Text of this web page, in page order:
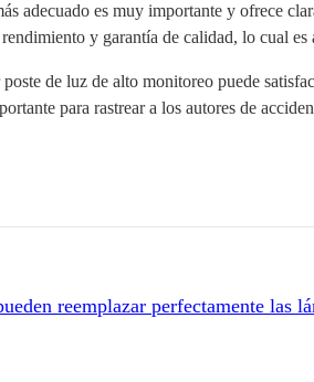
adecuado es muy importante y ofrece
y garantía de calidad, lo cual es
de luz de alto monitoreo puede
para rastrear a los autores de
reemplazar perfectamente las